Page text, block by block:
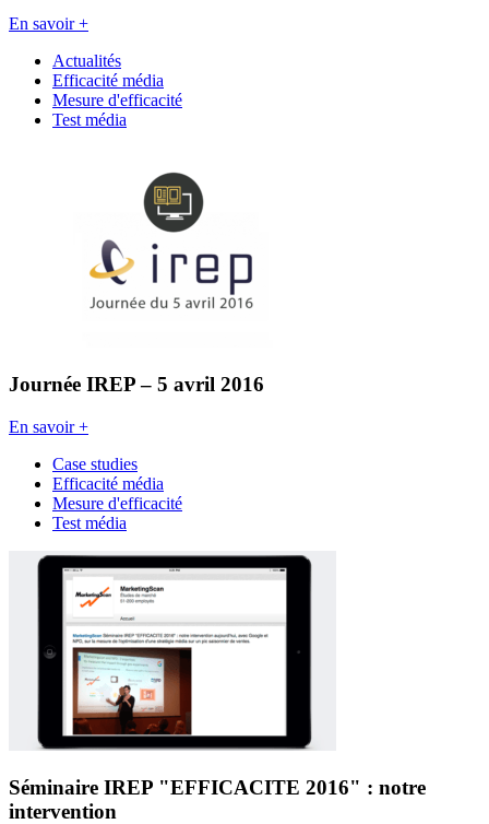
En savoir +
Actualités
Efficacité média
Mesure d'efficacité
Test média
Journée IREP – 5 avril 2016
En savoir +
Case studies
Efficacité média
Mesure d'efficacité
Test média
Séminaire IREP "EFFICACITE 2016" : notre
intervention